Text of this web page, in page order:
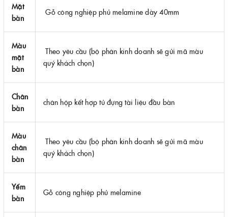
Mặt
bàn
Gỗ công nghiệp phủ melamine dày 40mm
Màu
mặt
bàn
Theo yêu cầu (bộ phân kinh doanh sẽ gửi mã màu
quý khách chọn)
Chân
bàn
chân hộp kết hợp tủ đựng tài liệu đầu bàn
Màu
chân
bàn
Theo yêu cầu (bộ phân kinh doanh sẽ gửi mã màu
quý khách chọn)
Yếm
bàn
Gỗ công nghiệp phủ melamine